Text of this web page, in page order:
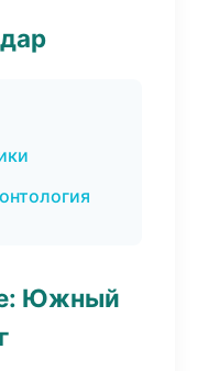
Южный